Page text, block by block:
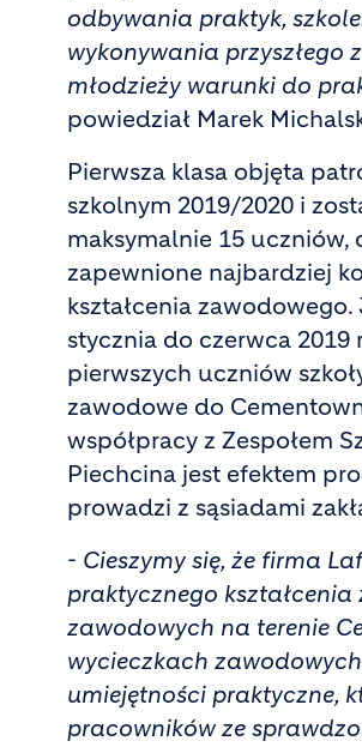
odbywania praktyk,
wykonywania przyszłego
młodzieży warunki do
powiedział Marek
Pierwsza klasa objęta
szkolnym 2019/2020 i
maksymalnie 15 uczniów,
zapewnione najbardziej
kształcenia
stycznia do czerwca
pierwszych uczniów
zawodowe do
współpracy z Zespołem
Piechcina jest efektem
prowadzi z sąsiadami
- Cieszymy się, że firma
praktycznego
zawodowych na terenie
wycieczkach
umiejętności praktyczne,
pracowników ze